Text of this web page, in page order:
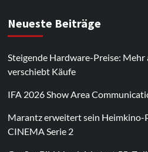
Neueste Beiträge
Steigende Hardware-Preise:
verschiebt Käufe
IFA 2026 Show Area
Marantz erweitert sein
CINEMA Serie 2